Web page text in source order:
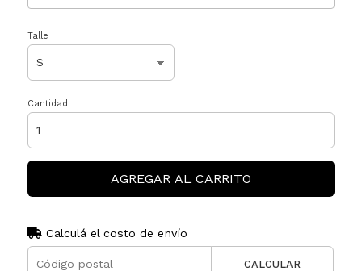
Talle
Cantidad
AGREGAR AL CARRITO
Calculá el costo de envío
CALCULAR